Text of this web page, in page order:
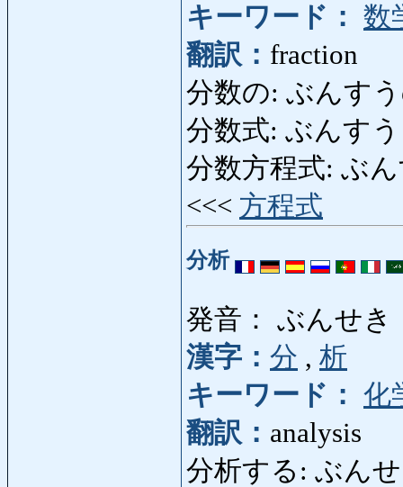
キーワード： 数
翻訳： fraction
分数の: ぶんす
分数式: ぶんす
分数方程式: ぶ
<<< 方程式
分析
発音： ぶんせき
漢字： 分 , 析
キーワード： 化
翻訳： analysis
分析する: ぶん